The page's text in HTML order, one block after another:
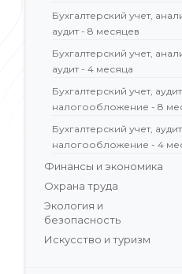
Бухгалтерский учет,
аудит - 8 месяцев
Бухгалтерский учет,
аудит - 4 месяца
Бухгалтерский учет,
налогообложение - 8
Бухгалтерский учет,
налогообложение - 4
Финансы и экономика
Охрана труда
Экология и
безопасность
Искусство и туризм